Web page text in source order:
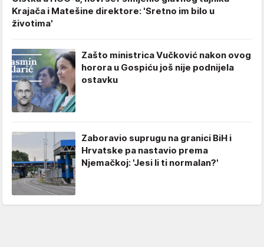
Krajača i Matešine direktore: 'Sretno im bilo u
životima'
Zašto ministrica Vučković nakon ovog
horora u Gospiću još nije podnijela
ostavku
Zaboravio suprugu na granici BiH i
Hrvatske pa nastavio prema
Njemačkoj: 'Jesi li ti normalan?'